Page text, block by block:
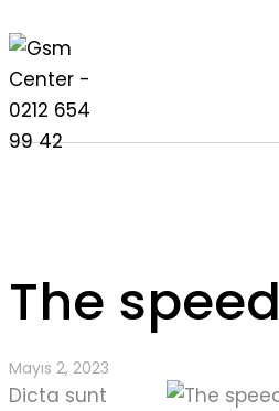
The speed
Mayıs 2, 2023
Dicta sunt